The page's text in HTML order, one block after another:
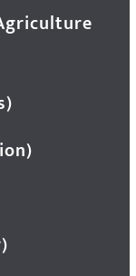
Agriculture